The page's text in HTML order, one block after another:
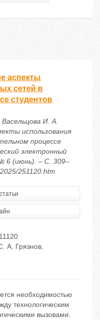
аспекты
сетей в
студентов
И. А.
использования
процессе
электронный
6 (июнь). – С. 309–
251120.htm
А. Грязнов,
необходимостью
технологическим
вызовами.